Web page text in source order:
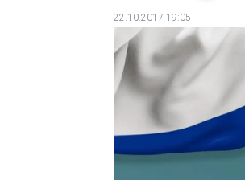
22.10.2017 19:05